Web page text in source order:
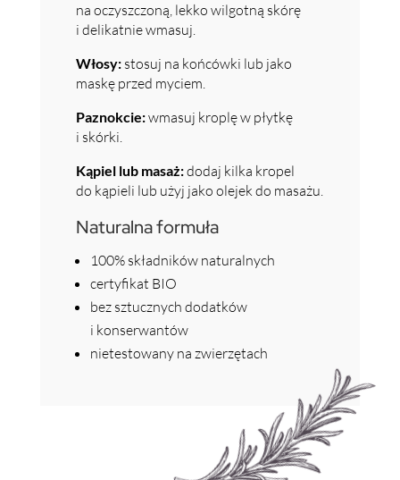
na oczyszczoną, lekko wilgotną skórę
i delikatnie wmasuj.
Włosy:stosuj na końcówki lub jako
maskę przed myciem.
Paznokcie:wmasuj kroplę w płytkę
i skórki.
Kąpiel lub masaż:dodaj kilka kropel
do kąpieli lub użyj jako olejek do masażu.
Naturalna formuła
100% składników naturalnych
certyfikat BIO
bez sztucznych dodatków
i konserwantów
nietestowany na zwierzętach